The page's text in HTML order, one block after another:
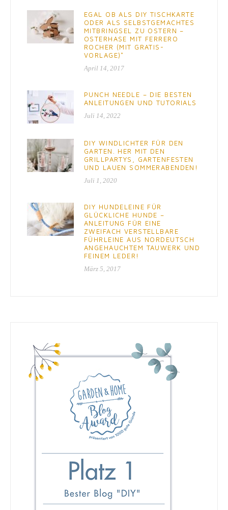
EGAL OB ALS DIY TISCHKARTE
ODER ALS SELBSTGEMACHTES
MITBRINGSEL ZU OSTERN –
OSTERHASE MIT FERRERO
ROCHER (MIT GRATIS-
VORLAGE)*
April 14, 2017
PUNCH NEEDLE – DIE BESTEN
ANLEITUNGEN UND TUTORIALS
Juli 14, 2022
DIY WINDLICHTER FÜR DEN
GARTEN. HER MIT DEN
GRILLPARTYS, GARTENFESTEN
UND LAUEN SOMMERABENDEN!
Juli 1, 2020
DIY HUNDELEINE FÜR
GLÜCKLICHE HUNDE –
ANLEITUNG FÜR EINE
ZWEIFACH VERSTELLBARE
FÜHRLEINE AUS NORDEUTSCH
ANGEHAUCHTEM TAUWERK UND
FEINEM LEDER!
März 5, 2017